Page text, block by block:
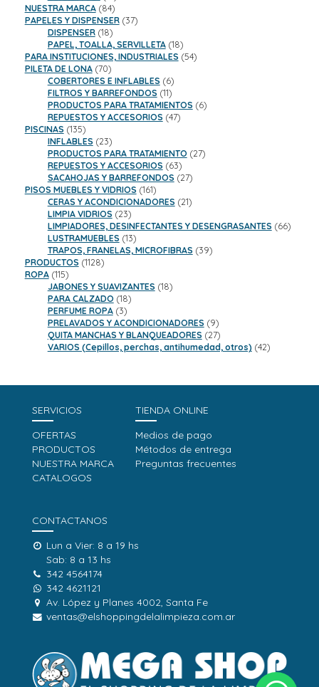
productos
NUESTRA MARCA 8484
productos
PAPELES Y DISPENSER 3737
DISPENSER 1818
productos
PAPEL, TOALLA, SERVILLETA 1818
productos
PARA INSTITUCIONES, INDUSTRIALES 5454
PILETA DE LONA 7070
productos
COBERTORES E INFLABLES 66
productos
FILTROS Y BARREFONDOS 1111
productos
PRODUCTOS PARA TRATAMIENTOS 66
REPUESTOS Y ACCESORIOS 4747
PISCINAS 135135
productos
INFLABLES 2323
productos
PRODUCTOS PARA TRATAMIENTO 2727
REPUESTOS Y ACCESORIOS 6363
productos
SACAHOJAS Y BARREFONDOS 2727
PISOS MUEBLES Y VIDRIOS 161161
productos
CERAS Y ACONDICIONADORES 2121
LIMPIA VIDRIOS 2323
productos
LIMPIADORES, DESINFECTANTES Y DESENGRASANTES 6666
LUSTRAMUEBLES 1313
productos
TRAPOS, FRANELAS, MICROFIBRAS 3939
PRODUCTOS 11281128
ROPA 115115
productos
JABONES Y SUAVIZANTES 1818
PARA CALZADO 1818
PERFUME ROPA 33
productos
PRELAVADOS Y ACONDICIONADORES 99
productos
QUITA MANCHAS Y BLANQUEADORES 2727
productos
VARIOS (Cepillos, perchas, antihumedad, otros) 4242
SERVICIOS
OFERTAS
PRODUCTOS
NUESTRA MARCA
CATALOGOS
TIENDA ONLINE
Medios de pago
Métodos de entrega
Preguntas frecuentes
CONTACTANOS
Lun a Vier: 8 a 19 hs
Sab: 8 a 13 hs
342 4564174
342 4621121
Av. López y Planes 4002, Santa Fe
ventas@elshoppingdelalimpieza.com.ar